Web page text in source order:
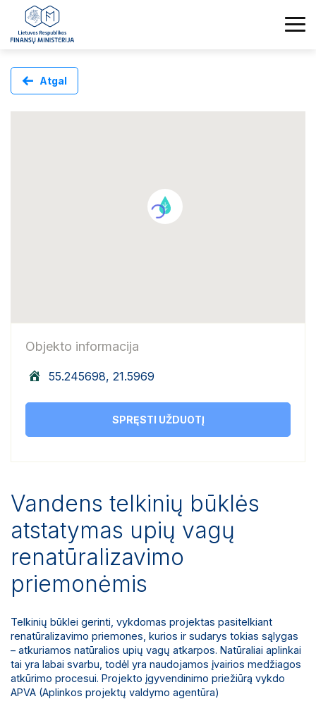
Atgal
Objekto informacija
55.245698, 21.5969
SPRĘSTI UŽDUOTĮ
Vandens telkinių būklės
atstatymas upių vagų
renatūralizavimo
priemonėmis
Telkinių būklei gerinti, vykdomas projektas pasitelkiant
renatūralizavimo priemones, kurios ir sudarys tokias sąlygas
– atkuriamos natūralios upių vagų atkarpos. Natūraliai aplinkai
tai yra labai svarbu, todėl yra naudojamos įvairios medžiagos
atkūrimo procesui. Projekto įgyvendinimo priežiūrą vykdo
APVA (Aplinkos projektų valdymo agentūra)